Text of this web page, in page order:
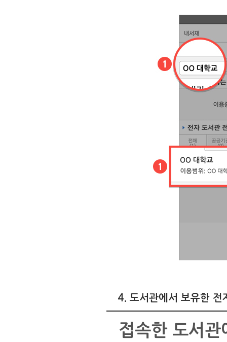
4. 도서관에서 보유한 전
접속한 도서